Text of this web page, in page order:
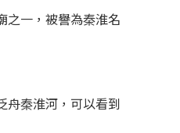
之一，被譽為秦淮名
舟秦淮河，可以看到